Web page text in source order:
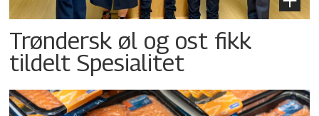
Trøndersk øl og ost fikk
tildelt Spesialitet